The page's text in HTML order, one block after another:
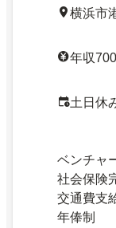
横浜市
年収
土日休
ベンチャ
社会保険
交通費支
年俸制